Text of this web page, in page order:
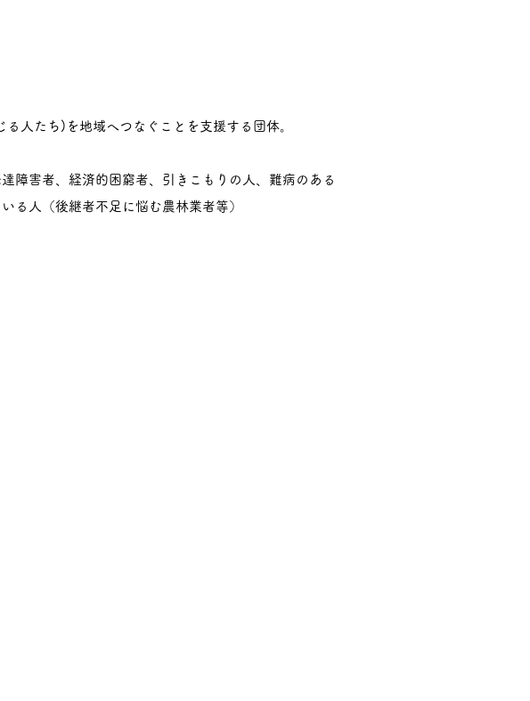
たち)を地域へつなぐことを支援する団体。
害者、経済的困窮者、引きこもりの人、難病のある
人（後継者不足に悩む農林業者等）